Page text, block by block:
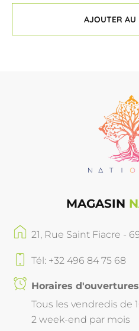
AJOUTER AU
MAGASIN
21, Rue Saint Fiacre -
Tél: +32 496 84 75 68
Horaires d'ouvertures
Tous les vendredis de
2 week-end par mois